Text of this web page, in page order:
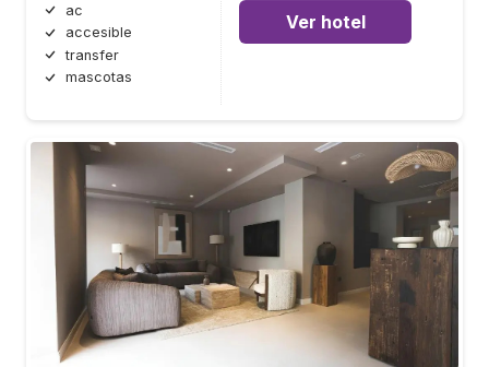
ac
accesible
transfer
mascotas
Ver hotel